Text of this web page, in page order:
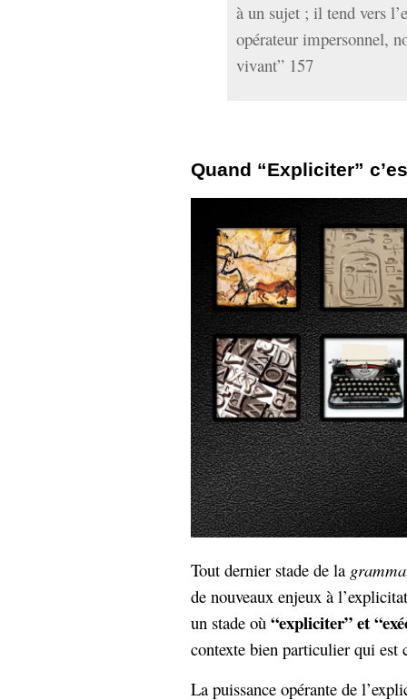
à un sujet ; il tend vers
opérateur impersonnel,
vivant” 157
Quand “Expliciter”
Tout dernier stade de la
de nouveaux enjeux à
un stade où “expliciter” et
contexte bien particulier qui est
La puissance opérante de